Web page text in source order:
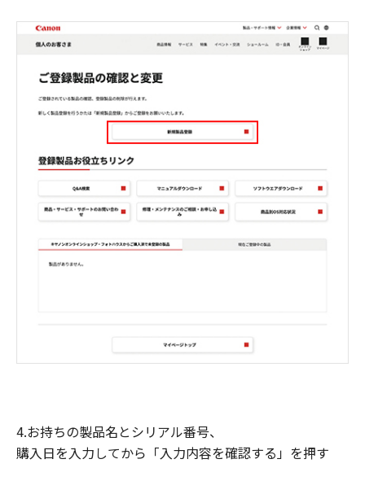
4.お持ちの製品名とシリアル番号、
購入日を入力してから「入力内容を確認する」を押す